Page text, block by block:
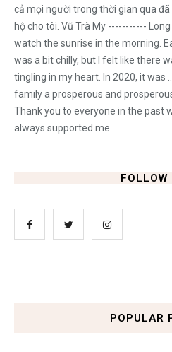
cả mọi người trong thời gian qua
hộ cho tôi. Vũ Trà My -----------
watch the sunrise in the morning.
was a bit chilly, but I felt like there
tingling in my heart. In 2020, it was
family a prosperous and
Thank you to everyone in the past
always supported me.
FOLLOW
POPULAR